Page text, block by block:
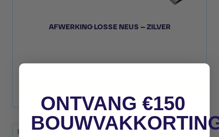
AFWERKING LOSSE NEUS – ZILVER
€
ONTVANG €150